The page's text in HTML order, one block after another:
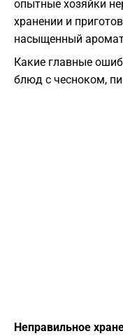
опытные хозяйки
хранении и
насыщенный
Какие главные
блюд с чесноком,
Неправильное